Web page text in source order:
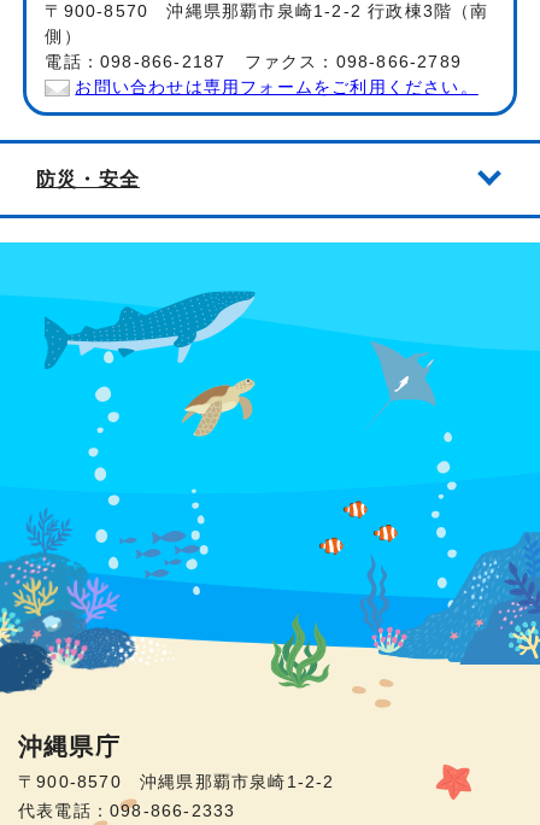
〒900-8570 沖縄県那覇市泉崎1-2-2 行政棟3階（南
側）
電話：098-866-2187 ファクス：098-866-2789
お問い合わせは専用フォームをご利用ください。
防災・安全
沖縄県庁
〒900-8570 沖縄県那覇市泉崎1-2-2
代表電話：098-866-2333